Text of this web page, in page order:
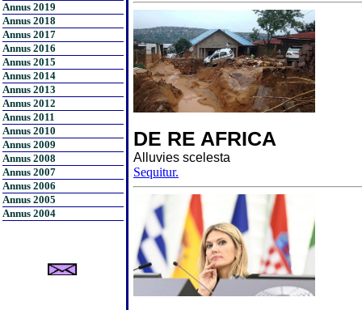
Annus 2019
Annus 2018
Annus 2017
Annus 2016
Annus 2015
Annus 2014
Annus 2013
Annus 2012
Annus 2011
Annus 2010
Annus 2009
Annus 2008
Annus 2007
Annus 2006
Annus 2005
Annus 2004
DE RE AFRICA
Alluvies scelesta
Sequitur.